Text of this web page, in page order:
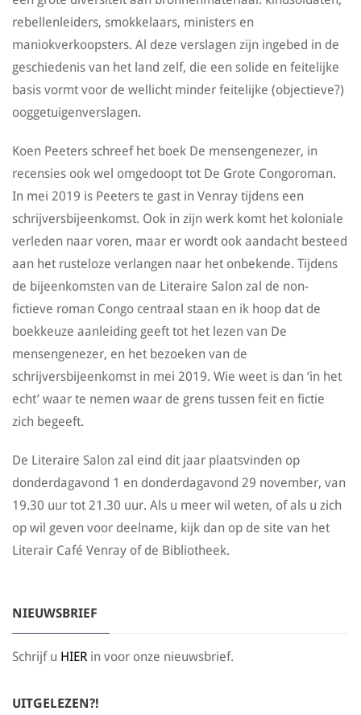
rebellenleiders, smokkelaars, ministers en
maniokverkoopsters. Al deze verslagen zijn ingebed in de
geschiedenis van het land zelf, die een solide en feitelijke
basis vormt voor de wellicht minder feitelijke (objectieve?)
ooggetuigenverslagen.
Koen Peeters schreef het boek De mensengenezer, in
recensies ook wel omgedoopt tot De Grote Congoroman.
In mei 2019 is Peeters te gast in Venray tijdens een
schrijversbijeenkomst. Ook in zijn werk komt het koloniale
verleden naar voren, maar er wordt ook aandacht besteed
aan het rusteloze verlangen naar het onbekende. Tijdens
de bijeenkomsten van de Literaire Salon zal de non-
fictieve roman Congo centraal staan en ik hoop dat de
boekkeuze aanleiding geeft tot het lezen van De
mensengenezer, en het bezoeken van de
schrijversbijeenkomst in mei 2019. Wie weet is dan ‘in het
echt’ waar te nemen waar de grens tussen feit en fictie
zich begeeft.
De Literaire Salon zal eind dit jaar plaatsvinden op
donderdagavond 1 en donderdagavond 29 november, van
19.30 uur tot 21.30 uur. Als u meer wil weten, of als u zich
op wil geven voor deelname, kijk dan op de site van het
Literair Café Venray of de Bibliotheek.
NIEUWSBRIEF
Schrijf u HIER in voor onze nieuwsbrief.
UITGELEZEN?!